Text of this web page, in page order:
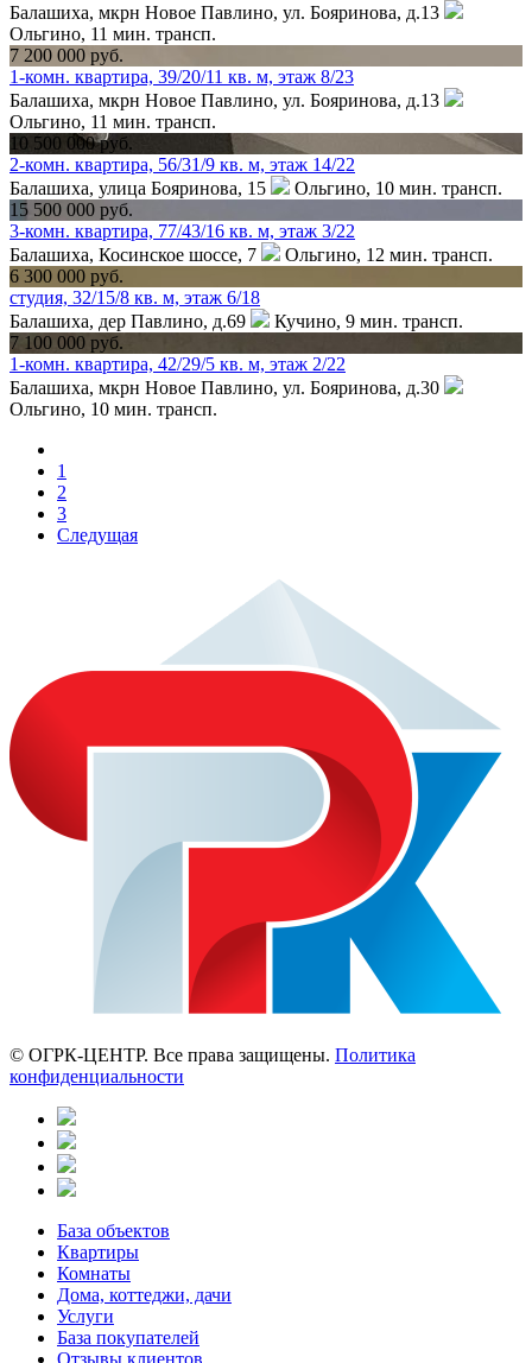
Балашиха, мкрн Новое Павлино, ул. Бояринова, д.13
Ольгино, 11 мин. трансп.
7 200 000 руб.
1-комн. квартира, 39/20/11 кв. м, этаж 8/23
Балашиха, мкрн Новое Павлино, ул. Бояринова, д.13
Ольгино, 11 мин. трансп.
10 500 000 руб.
2-комн. квартира, 56/31/9 кв. м, этаж 14/22
Балашиха, улица Бояринова, 15
Ольгино, 10 мин. трансп.
15 500 000 руб.
3-комн. квартира, 77/43/16 кв. м, этаж 3/22
Балашиха, Косинское шоссе, 7
Ольгино, 12 мин. трансп.
6 300 000 руб.
студия, 32/15/8 кв. м, этаж 6/18
Балашиха, дер Павлино, д.69
Кучино, 9 мин. трансп.
7 100 000 руб.
1-комн. квартира, 42/29/5 кв. м, этаж 2/22
Балашиха, мкрн Новое Павлино, ул. Бояринова, д.30
Ольгино, 10 мин. трансп.
1
2
3
Следущая
© ОГРК-ЦЕНТР. Все права защищены. Политика
конфиденциальности
База объектов
Квартиры
Комнаты
Дома, коттеджи, дачи
Услуги
База покупателей
Отзывы клиентов